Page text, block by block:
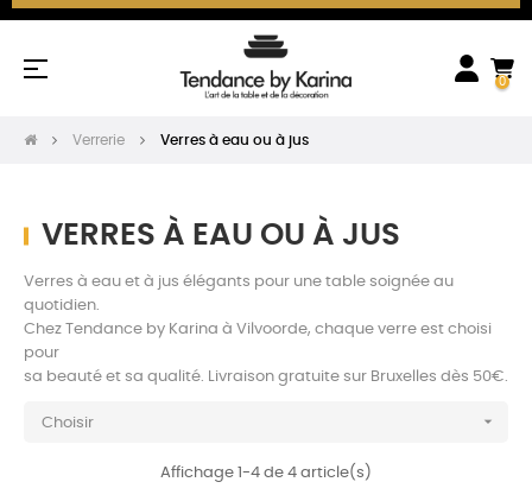
Basculer
☰
0
Verrerie Verres à eau ou à jus
VERRES À EAU OU À JUS
Verres à eau et à jus élégants pour une table soignée au
quotidien.
Chez Tendance by Karina à Vilvoorde, chaque verre est choisi
pour
sa beauté et sa qualité. Livraison gratuite sur Bruxelles dès 50€.
Choisir 
Affichage 1-4 de 4 article(s)